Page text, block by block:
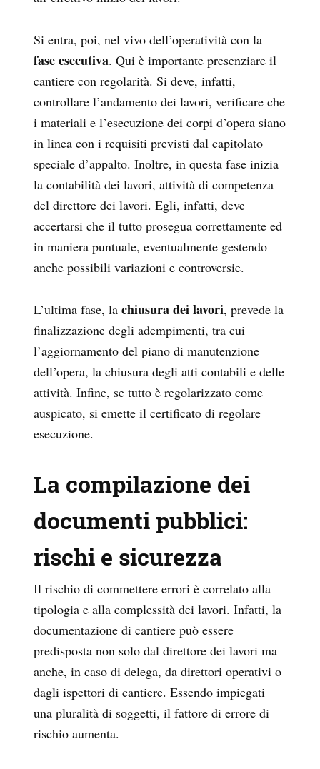
Si entra, poi, nel vivo dell’operatività con la
fase esecutiva. Qui è importante presenziare il
cantiere con regolarità. Si deve, infatti,
controllare l’andamento dei lavori, verificare che
i materiali e l’esecuzione dei corpi d’opera siano
in linea con i requisiti previsti dal capitolato
speciale d’appalto. Inoltre, in questa fase inizia
la contabilità dei lavori, attività di competenza
del direttore dei lavori. Egli, infatti, deve
accertarsi che il tutto prosegua correttamente ed
in maniera puntuale, eventualmente gestendo
anche possibili variazioni e controversie.
L’ultima fase, la chiusura dei lavori, prevede la
finalizzazione degli adempimenti, tra cui
l’aggiornamento del piano di manutenzione
dell’opera, la chiusura degli atti contabili e delle
attività. Infine, se tutto è regolarizzato come
auspicato, si emette il certificato di regolare
esecuzione.
La compilazione dei
documenti pubblici:
rischi e sicurezza
Il rischio di commettere errori è correlato alla
tipologia e alla complessità dei lavori. Infatti, la
documentazione di cantiere può essere
predisposta non solo dal direttore dei lavori ma
anche, in caso di delega, da direttori operativi o
dagli ispettori di cantiere. Essendo impiegati
una pluralità di soggetti, il fattore di errore di
rischio aumenta.